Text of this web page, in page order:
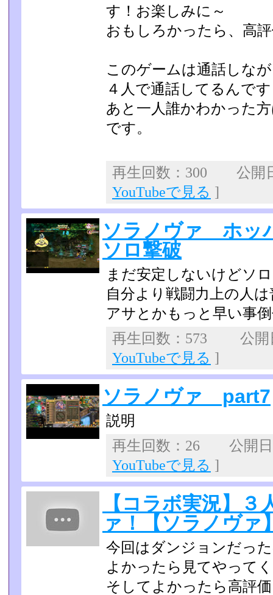
す！お楽しみに～
おもしろかったら、高
このゲームは通話しな
４人で通話してるんで
あと一人誰かわかった
です。
再生回数：300 公
YouTubeで見る ]
ソラノヴァ ホッ
ソロ撃破
まだ安定しないけどソ
自分より戦闘力上の人
アサとかもっと早い事
再生回数：573 公
YouTubeで見る ]
ソラノヴァ part7
説明
再生回数：26 公開
YouTubeで見る ]
【コラボ実況】
ァ！【ソラノヴァ
今回はダンジョンだっ
よかったら見てやって
そしてよかったら高評